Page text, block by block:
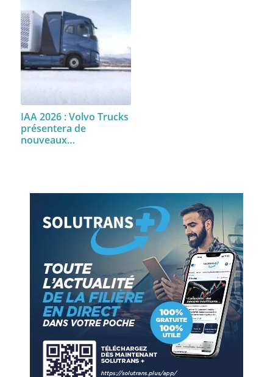
IAA 2026 : Volvo Trucks
présentera de
nouveaux…